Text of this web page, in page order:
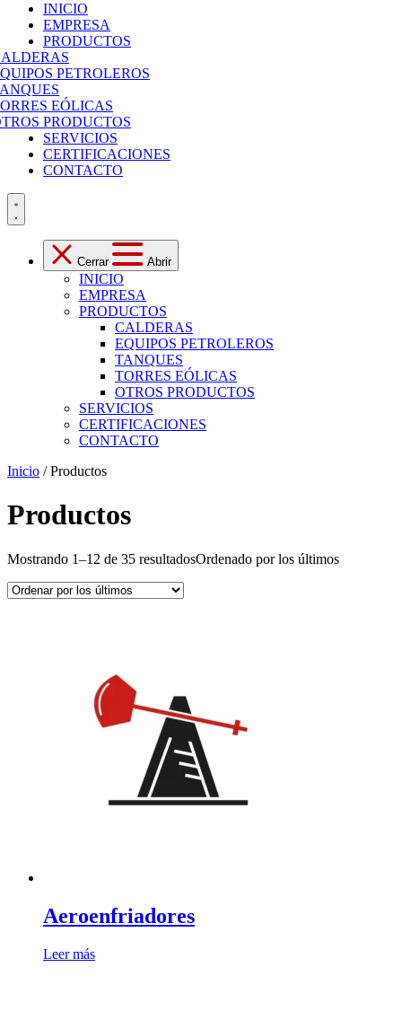
INICIO
EMPRESA
PRODUCTOS
PETROLEROS
EÓLICAS
PRODUCTOS
SERVICIOS
CERTIFICACIONES
CONTACTO
Cerrar Abrir
INICIO
EMPRESA
PRODUCTOS
CALDERAS
EQUIPOS PETROLEROS
TANQUES
TORRES EÓLICAS
OTROS PRODUCTOS
SERVICIOS
CERTIFICACIONES
CONTACTO
Inicio / Productos
Productos
Mostrando 1–12 de 35 resultadosOrdenado por los últimos
Aeroenfriadores
Leer más